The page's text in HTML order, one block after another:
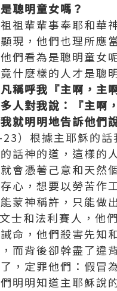
聰明童女嗎？
祖輩輩事奉耶和華
現，他們也理所應
們看為是聰明童
什麼樣的人才是聰
凡稱呼我『主啊，主
人對我說：『主啊
就明明地告訴他們
）根據主耶穌的
話神的道，這樣的
會憑著己意和天然
心，想要以勞苦作
蒙神稱許，只能做
士和法利賽人，他
命，他們殺害先知
而背後卻幹盡了
，定罪他們：假冒
明明知道主耶穌說